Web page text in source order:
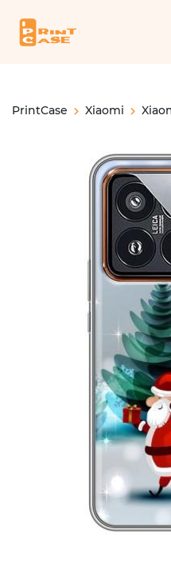
PrintCase Xiaomi